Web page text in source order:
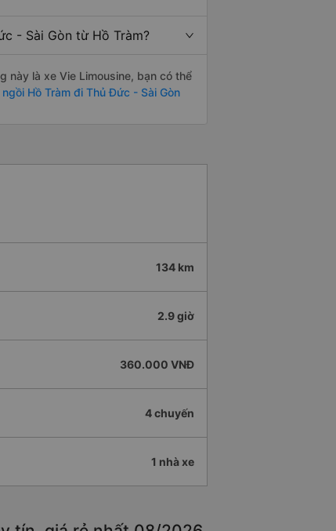
- Sài Gòn từ Hồ Tràm?
này là xe Vie Limousine, bạn có thể
ngồi Hồ Tràm đi Thủ Đức - Sài Gòn
134 km
2.9 giờ
360.000 VNĐ
4 chuyến
1 nhà xe